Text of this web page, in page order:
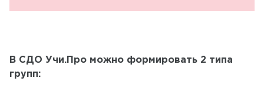
В СДО Учи.Про можно формировать 2 типа
групп: